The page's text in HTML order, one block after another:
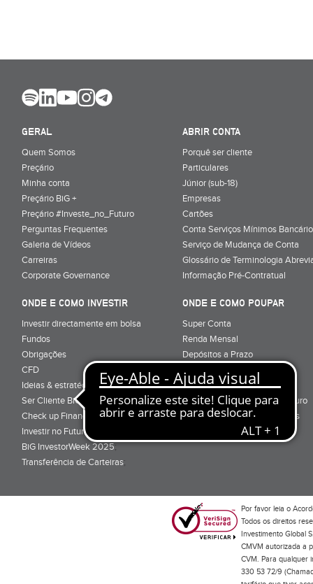
GERAL
Quem Somos
Preçário
Minha conta
Preçário BiG +
Preçário #Investe_no_Futuro
Perguntas Frequentes
Galeria de Vídeos
Carreiras
Corporate Governance
ABRIR CONTA
Porquê ser cliente
Particulares
Júnior (sub-18)
Empresas
Cartões
Conta Serviços Mínimos
Serviço de Mudança de Conta
Glossário de Terminologia
Informação Pré-Contratual
ONDE E COMO INVESTIR
Investir directamente em bolsa
Fundos
Obrigações
CFD
Ideias & estratégias para investir
Ser Cliente BiG
Check up Financeiro
Investir no Futuro
BiG InvestorWeek 2025;
Transferência de Carteiras;
ONDE E COMO POUPAR
Super Conta
Renda Mensal
Depósitos a Prazo
Super Depósito
Conta Poupança BiG Aforro
Certificados de Aforro e Tesouro
Direitos e Deveres - Depósitos
Por favor leia o
Todos os direitos
Investimento Global
CMVM autorizada a
CVM. Para qualquer
330 53 72/9